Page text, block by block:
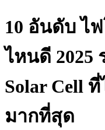
10 อันดับ ไ
ไหนดี 2025
Solar Cell
มากที่สุด